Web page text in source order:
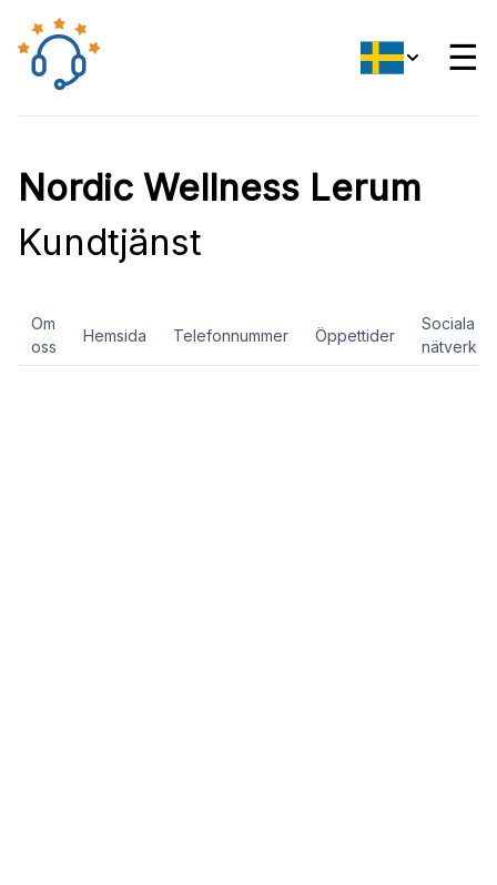
☰
Nordic Wellness Lerum
Kundtjänst
Om
oss
Hemsida Telefonnummer Öppettider
Sociala
nätverk